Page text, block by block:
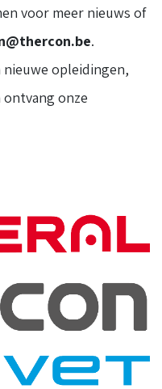
voor meer nieuws of
.
opleidingen,
ontvang onze